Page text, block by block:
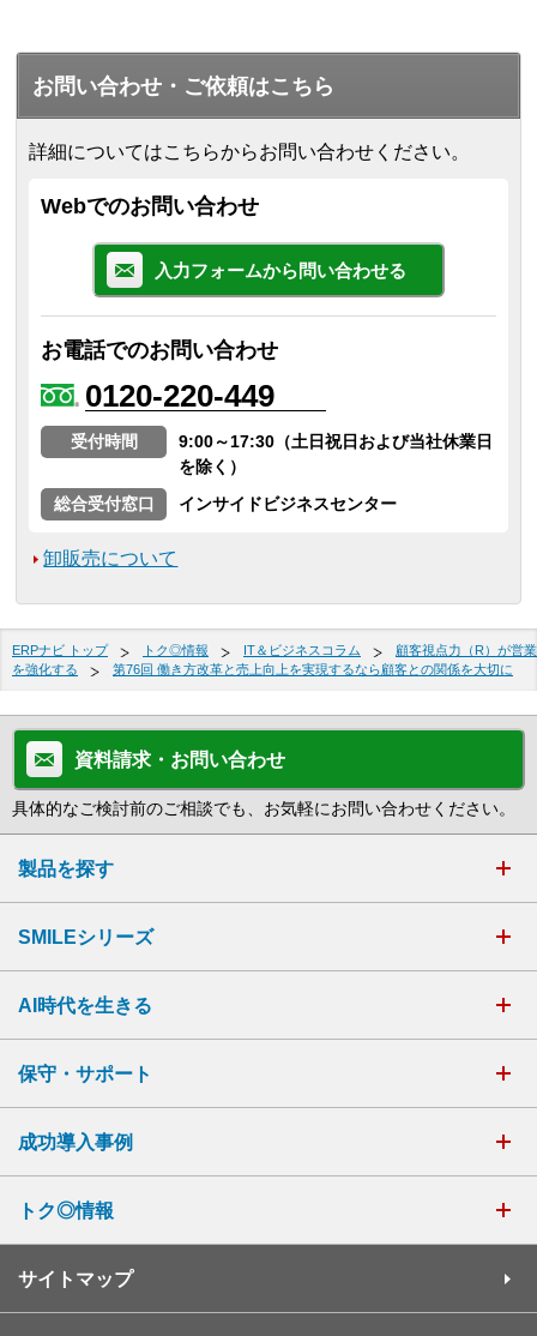
お問い合わせ・ご依頼はこちら
詳細についてはこちらからお問い合わせください。
Webでのお問い合わせ
入力フォームから問い合わせる
お電話でのお問い合わせ
0120-220-449
受付時間
9:00～17:30（土日祝日および当社休業日
を除く）
総合受付窓口
インサイドビジネスセンター
卸販売について
ERPナビ トップ トク◎情報 IT＆ビジネスコラム
顧客視点力（R）が営業
を強化する
第76回 働き方改革と売上向上を実現するなら顧客との関係を大切に
資料請求・お問い合わせ
具体的なご検討前のご相談でも、お気軽にお問い合わせください。
製品を探す
SMILEシリーズ
AI時代を生きる
保守・サポート
成功導入事例
トク◎情報
サイトマップ